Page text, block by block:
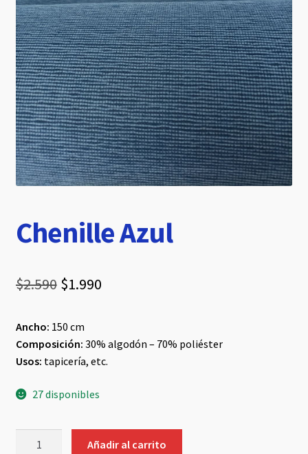
Chenille Azul
$2.590 El
original
era:
$1.990El
es:
Ancho: 150 cm
Composición: 30% algodón – 70% poliéster
Usos: tapicería, etc.
27 disponibles
Añadir al carrito